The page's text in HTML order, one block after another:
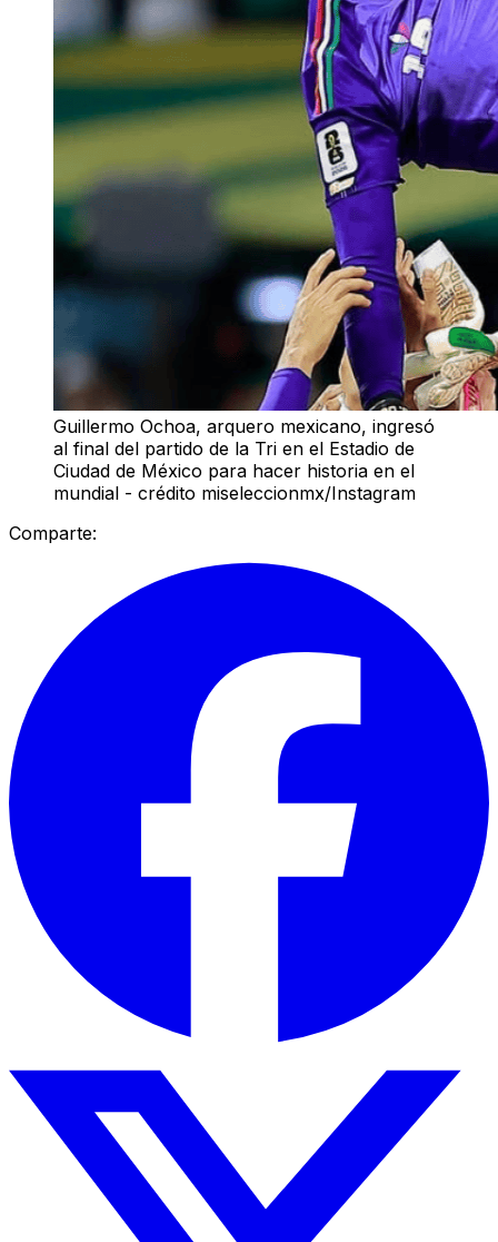
Guillermo Ochoa, arquero mexicano, ingresó
al final del partido de la Tri en el Estadio de
Ciudad de México para hacer historia en el
mundial - crédito miseleccionmx/Instagram
Comparte: